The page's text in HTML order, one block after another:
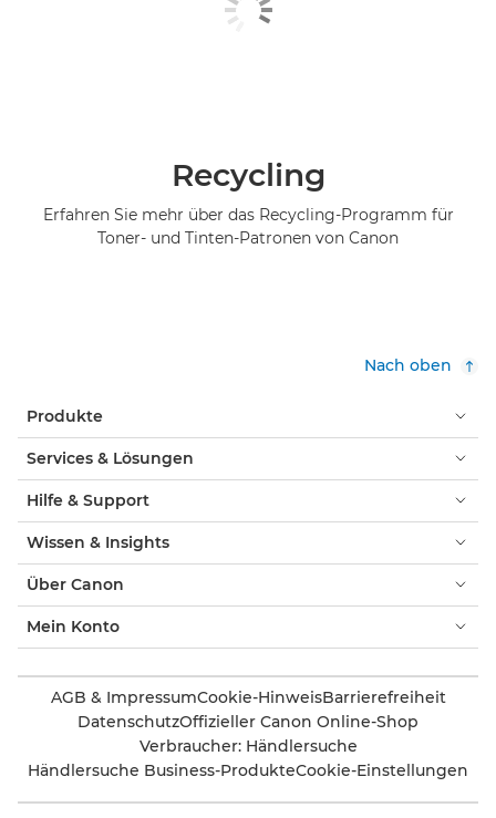
Recycling
Erfahren Sie mehr über das Recycling-Programm für
Toner- und Tinten-Patronen von Canon
Nach oben
Produkte
Services & Lösungen
Hilfe & Support
Wissen & Insights
Über Canon
Mein Konto
AGB & ImpressumCookie-HinweisBarrierefreiheit
DatenschutzOffizieller Canon Online-Shop
Verbraucher: Händlersuche
Händlersuche Business-ProdukteCookie-Einstellungen